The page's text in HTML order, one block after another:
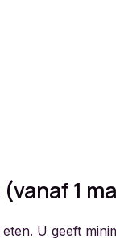
1
U geeft